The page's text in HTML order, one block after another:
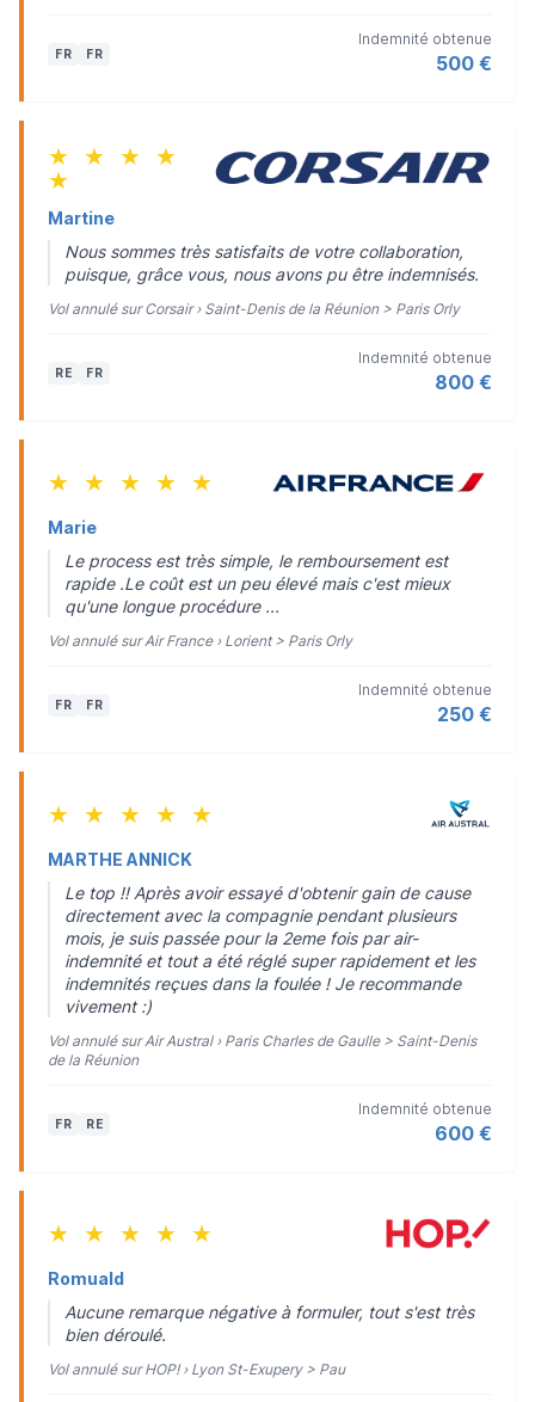
FR FR
Indemnité obtenue
500 €
★ ★ ★ ★
★
Martine
Nous sommes très satisfaits de votre collaboration,
puisque, grâce vous, nous avons pu être indemnisés.
Vol annulé sur Corsair › Saint-Denis de la Réunion > Paris Orly
RE FR
Indemnité obtenue
800 €
★ ★ ★ ★ ★
Marie
Le process est très simple, le remboursement est
rapide .Le coût est un peu élevé mais c'est mieux
qu'une longue procédure ...
Vol annulé sur Air France › Lorient > Paris Orly
FR FR
Indemnité obtenue
250 €
★ ★ ★ ★ ★
MARTHE ANNICK
Le top !! Après avoir essayé d'obtenir gain de cause
directement avec la compagnie pendant plusieurs
mois, je suis passée pour la 2eme fois par air-
indemnité et tout a été réglé super rapidement et les
indemnités reçues dans la foulée ! Je recommande
vivement :)
Vol annulé sur Air Austral › Paris Charles de Gaulle > Saint-Denis
de la Réunion
FR RE
Indemnité obtenue
600 €
★ ★ ★ ★ ★
Romuald
Aucune remarque négative à formuler, tout s'est très
bien déroulé.
Vol annulé sur HOP! › Lyon St-Exupery > Pau